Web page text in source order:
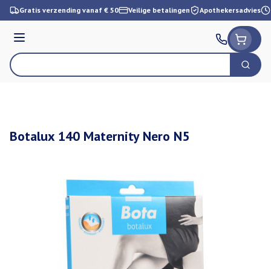
Ga naar de inhoud
Gratis verzending vanaf € 50 Veilige betalingen Apothekersadvies
Menu
Product, merk, categorie... Zoek
Botalux 140 Maternity Nero N5